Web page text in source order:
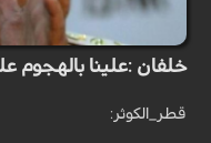
خلفان :علينا بالهجوم
قطر_الكوثر: